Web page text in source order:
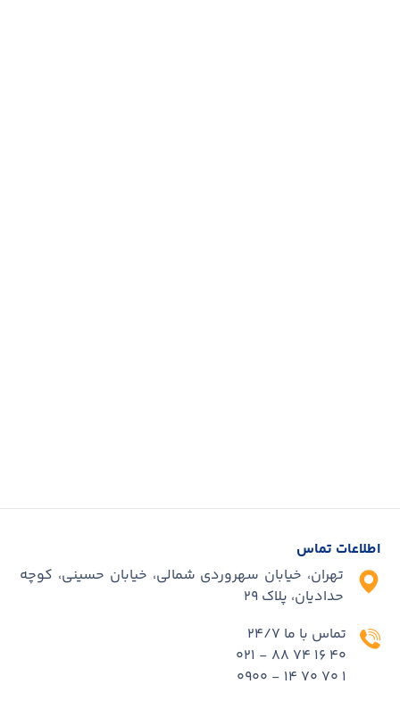
اطلاعات تماس
تهران، خیابان سهروردی شمالی، خیابان حسینی، کوچه
حدادیان، پلاک ۲۹
تماس با ما 24/7
40 16 74 88 - 021
1 70 70 14 - 0900